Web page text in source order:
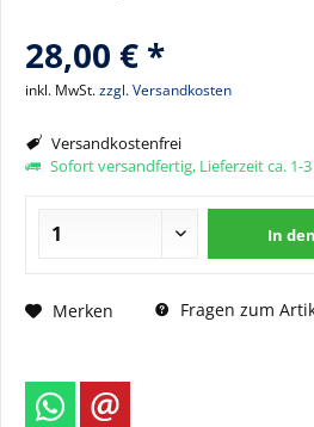
28,00 € *
inkl. MwSt.zzgl. Versandkosten
Versandkostenfrei
Sofort versandfertig, Lieferzeit ca. 1-
In den
Merken Fragen zum